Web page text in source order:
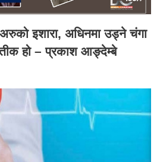
अरुको इशारा, अधिनमा उड्ने चंगा
हो – प्रकाश आङ्देम्बे